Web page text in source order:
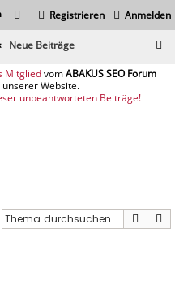
Anmelden
Registrieren
Neue Beiträge
Mitglied
unbeantworteten Beiträge!
Suche